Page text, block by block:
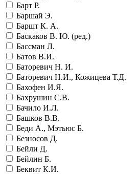
Барт Р.
Баршай Э.
Баршт К. А.
Баскаков В. Ю. (ред.)
Бассман Л.
Батов В.И.
Баторевич Н. И.
Баторевич Н.И., Кожицева Т.Д.
Бахофен И.Я.
Бахрушин С.В.
Бачило И.Л.
Башков В.В.
Беди А., Мэтьюс Б.
Безносов Д.
Бейли Д.
Бейлин Б.
Беквит К.И.